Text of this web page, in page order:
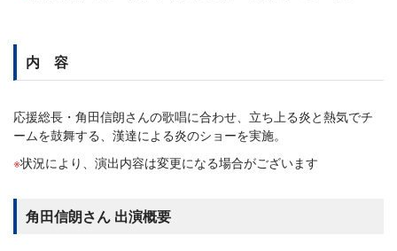
内 容
応援総長・角田信朗さんの歌唱に合わせ、立ち上る炎と熱気でチ
ームを鼓舞する、漢達による炎のショーを実施。
状況により、演出内容は変更になる場合がございます
角田信朗さん 出演概要